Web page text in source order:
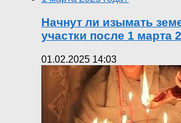
Начнут ли изымать
участки после 1 марта
01.02.2025 14:03